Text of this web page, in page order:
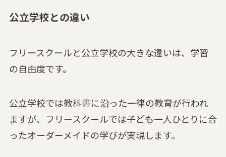
公立学校との違い
フリースクールと公立学校の大きな違いは、学習
の自由度です。
公立学校では教科書に沿った一律の教育が行われ
ますが、フリースクールでは子ども一人ひとりに合
ったオーダーメイドの学びが実現します。